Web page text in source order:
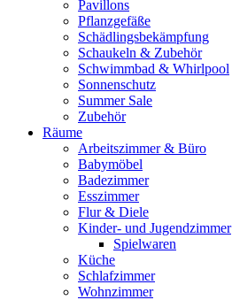
Pavillons
Pflanzgefäße
Schädlingsbekämpfung
Schaukeln & Zubehör
Schwimmbad & Whirlpool
Sonnenschutz
Summer Sale
Zubehör
Räume
Arbeitszimmer & Büro
Babymöbel
Badezimmer
Esszimmer
Flur & Diele
Kinder- und Jugendzimmer
Spielwaren
Küche
Schlafzimmer
Wohnzimmer